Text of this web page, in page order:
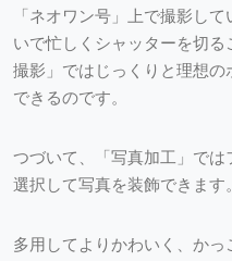
「ネオワン号」上で撮影し
いで忙しくシャッターを切
撮影」ではじっくりと理想
できるのです。
つづいて、「写真加工」で
選択して写真を装飾できま
多用してよりかわいく、か